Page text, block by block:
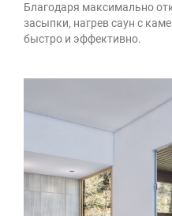
Благодаря максимально
засыпки, нагрев саун с
быстро и эффективно.